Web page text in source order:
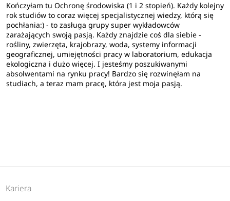
Kończyłam tu Ochronę środowiska (1 i 2 stopień). Każdy kolejny
rok studiów to coraz więcej specjalistycznej wiedzy, którą się
pochłania:) - to zasługa grupy super wykładowców
zarażających swoją pasją. Każdy znajdzie coś dla siebie -
rośliny, zwierzęta, krajobrazy, woda, systemy informacji
geograficznej, umiejętności pracy w laboratorium, edukacja
ekologiczna i dużo więcej. I jesteśmy poszukiwanymi
absolwentami na rynku pracy! Bardzo się rozwinęłam na
studiach, a teraz mam pracę, która jest moja pasją.
Kariera